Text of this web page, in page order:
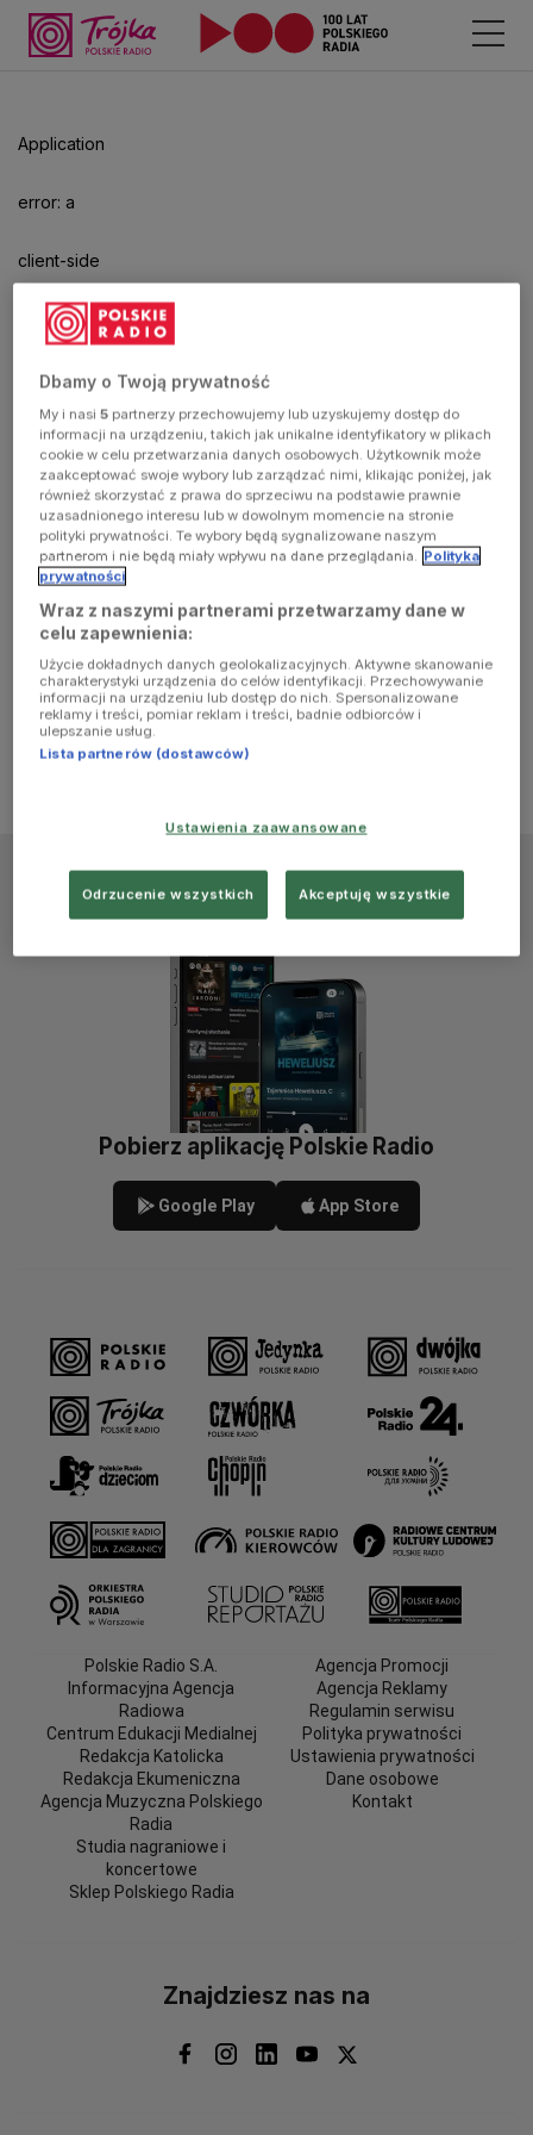
Application
error: a
client-side
exception
has
occurred
(see the
browser
console for
more
information)
aby
odtwarzać.
Pobierz aplikację Polskie Radio
Google Play App Store
Polskie Radio S.A.
Informacyjna Agencja
Radiowa
Centrum Edukacji Medialnej
Redakcja Katolicka
Redakcja Ekumeniczna
Agencja Muzyczna Polskiego
Radia
Studia nagraniowe i
koncertowe
Sklep Polskiego Radia
Agencja Promocji
Agencja Reklamy
Regulamin serwisu
Polityka prywatności
Ustawienia prywatności
Dane osobowe
Kontakt
Znajdziesz nas na
Dbamy o Twoją prywatność
My i nasi5 partnerzy przechowujemy lub uzyskujemy dostęp do
informacji na urządzeniu, takich jak unikalne identyfikatory w plikach
cookie w celu przetwarzania danych osobowych. Użytkownik może
zaakceptować swoje wybory lub zarządzać nimi, klikając poniżej, jak
również skorzystać z prawa do sprzeciwu na podstawie prawnie
uzasadnionego interesu lub w dowolnym momencie na stronie
polityki prywatności. Te wybory będą sygnalizowane naszym
partnerom i nie będą miały wpływu na dane przeglądania. Polityka
prywatności
Wraz z naszymi partnerami przetwarzamy dane w
celu zapewnienia:
Użycie dokładnych danych geolokalizacyjnych. Aktywne skanowanie
charakterystyki urządzenia do celów identyfikacji. Przechowywanie
informacji na urządzeniu lub dostęp do nich. Spersonalizowane
reklamy i treści, pomiar reklam i treści, badnie odbiorców i
ulepszanie usług.
Lista partnerów (dostawców)
Ustawienia zaawansowane
Odrzucenie wszystkich Akceptuję wszystkie